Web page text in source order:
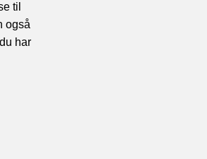
til
også
har